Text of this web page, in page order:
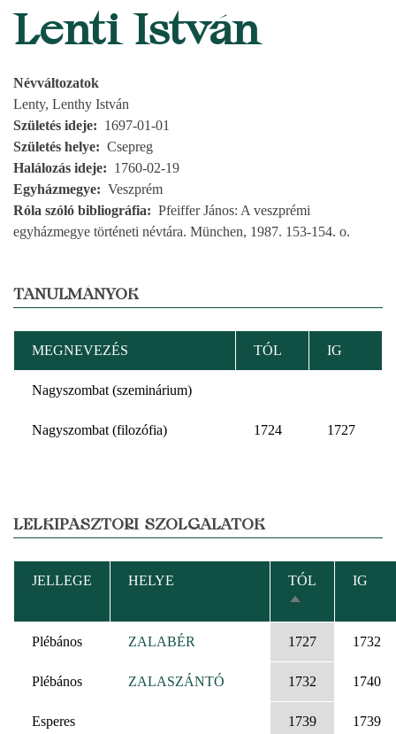
Lenti István
Névváltozatok
Lenty, Lenthy István
Születés ideje
1697-01-01
Születés helye
Csepreg
Halálozás ideje
1760-02-19
Egyházmegye
Veszprém
Róla szóló bibliográfia
Pfeiffer János: A veszprémi
egyházmegye történeti névtára. München, 1987. 153-154. o.
TANULMÁNYOK
MEGNEVEZÉS TÓL IG
Nagyszombat (szeminárium)
Nagyszombat (filozófia) 1724 1727
LELKIPÁSZTORI SZOLGÁLATOK
JELLEGE HELYE
TÓL
CSÖKKENŐ
RENDEZÉS
IG
Plébános ZALABÉR 1727 1732
Plébános ZALASZÁNTÓ 1732 1740
Esperes 1739 1739